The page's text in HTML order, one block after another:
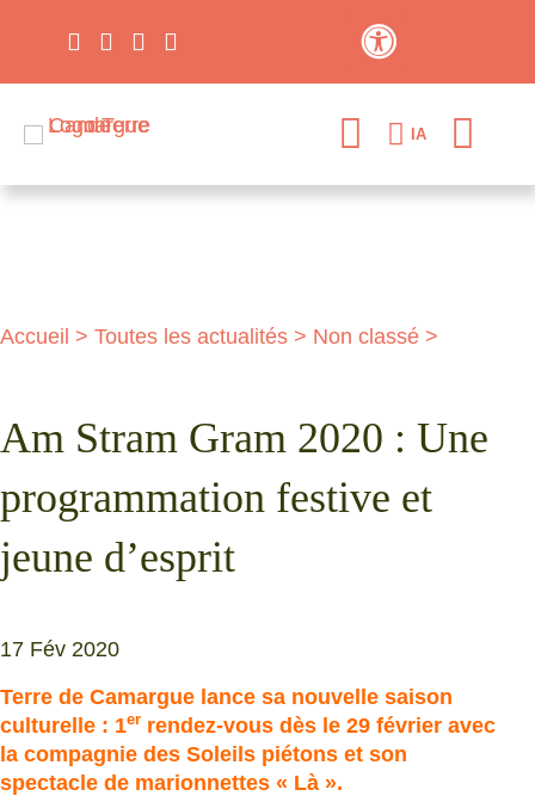
IA
Accueil > Toutes les actualités > Non classé >
Am Stram Gram 2020 : Une
programmation festive et
jeune d’esprit
17 Fév 2020
Terre de Camargue lance sa nouvelle saison
culturelle : 1er rendez-vous dès le 29 février avec
la compagnie des Soleils piétons et son
spectacle de marionnettes « Là ».